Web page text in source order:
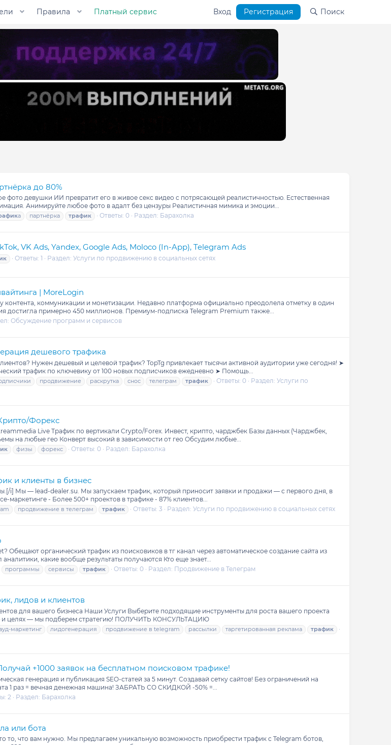
Правила Платный сервис Вход Регистрация Поиск
до 80%
девушки ИИ превратит его в живое секс видео с потрясающей реалистичностью. Естественная
Анимируйте любое фото в адалт без цензуры Реалистичная мимика и эмоции...
а партнёрка трафик Ответы: 0 Раздел: Барахолка
VK Ads, Yandex, Google Ads, Moloco (In-App), Telegram Ads
Ответы: 1 Раздел: Услуги по продвижению в социальных сетях
| MoreLogin
коммуникации и монетизации. Недавно платформа официально преодолела отметку в один
достигла примерно 450 миллионов. Премиум-подписка Telegram Premium также...
Обсуждение программ и сервисов
дешевого трафика
Нужен дешевый и целевой трафик? TopTg привлекает тысячи активной аудитории уже сегодня! ➤
трафик по ключевику от 100 новых подписчиков ежедневно ➤ Помощь...
продвижение раскрутка снос телеграм трафик Ответы: 0 Раздел: Услуги по
Форекс
Live Трафик по вертикали Crypto/Forex. Инвест, крипто, чарджбек Базы данных (Чарджбек,
на любые гео Конверт высокий в зависимости от гео Обсудим любые...
физы форекс Ответы: 0 Раздел: Барахолка
и клиенты в бизнес
i] Мы — lead-dealer.su. Мы запускаем трафик, который приносит заявки и продажи — с первого дня, в
- Более 500+ проектов в трафике - 87% клиентов...
продвижение в телеграм трафик Ответы: 3 Раздел: Услуги по продвижению в социальных сетях
органический трафик из поисковиков в тг канал через автоматическое создание сайта из
какие вообще результаты получаются Кто еще знает...
программы сервисы трафик Ответы: 0 Раздел: Продвижение в Телеграм
лидов и клиентов
для вашего бизнеса Наши Услуги Выберите подходящие инструменты для роста вашего проекта
и целях — мы подберем стратегию! ПОЛУЧИТЬ КОНСУЛЬТАЦИЮ
маркетинг лидогенерация продвижение в telegram рассылки таргетированная реклама трафик
+1000 заявок на бесплатном поисковом трафике!
генерация и публикация SEO-статей за 5 минут. Создавай сетку сайтов! Без ограничений на
1 раз = вечная денежная машина! ЗАБРАТЬ СО СКИДКОЙ -50% =...
2 Раздел: Барахолка
или бота
то, что вам нужно. Мы предлагаем уникальную возможность приобрести трафик с Telegram ботов,